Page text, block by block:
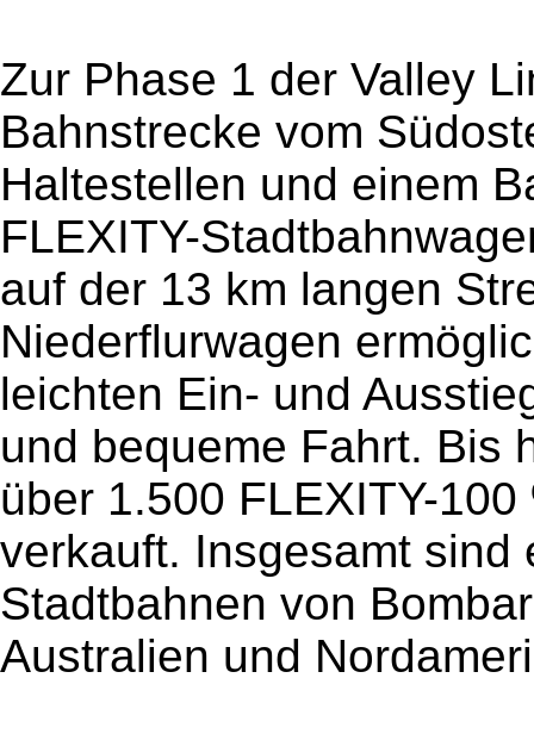
Zur Phase 1 der Valley
Bahnstrecke vom
Haltestellen und einem
FLEXITY-
auf der 13 km langen
Niederflurwagen
leichten Ein- und
und bequeme Fahrt. Bis
über 1.500 FLEXITY-
verkauft. Insgesamt sind
Stadtbahnen von
Australien und